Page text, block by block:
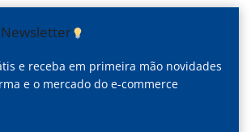
e receba em primeira mão novidades
e o mercado do e-commerce